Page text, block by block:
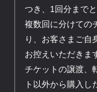
つき、1回分まで
複数回に分けての
り、お客さまご自
お控えいただきま
チケットの譲渡、
ト以外から購入し